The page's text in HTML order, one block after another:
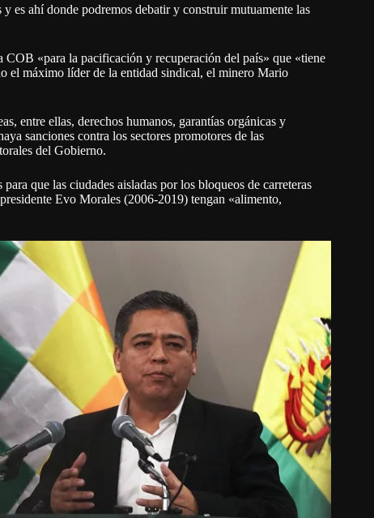
es ahí donde podremos debatir y construir mutuamente las
«para la pacificación y recuperación del país» que «tiene
el máximo líder de la entidad sindical, el minero Mario
entre ellas, derechos humanos, garantías orgánicas y
sanciones contra los sectores promotores de las
del Gobierno.
que las ciudades aisladas por los bloqueos de carreteras
Evo Morales (2006-2019) tengan «alimento,